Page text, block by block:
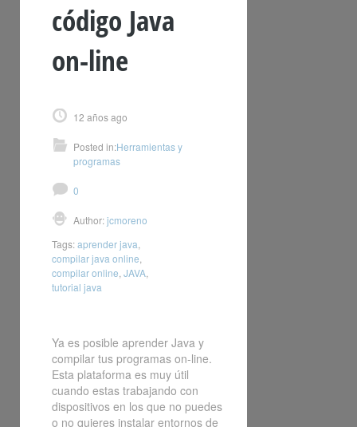
código Java
on-line
12 años ago
Posted in:Herramientas y
programas
0
Author:jcmoreno
Tags:aprender java
compilar java online
compilar online JAVA
tutorial java
Ya es posible aprender Java y
compilar tus programas on-line.
Esta plataforma es muy útil
cuando estas trabajando con
dispositivos en los que no puedes
o no quieres instalar entornos de